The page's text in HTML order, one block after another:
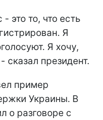
это то, что есть
Я
Я хочу,
сказал президент.
пример
Украины. В
о разговоре с